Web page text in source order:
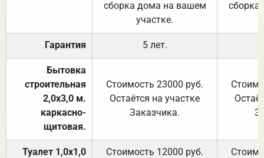
сборка дома на вашем
участке.
Гарантия 5 лет.
Бытовка
строительная
2,0х3,0 м.
каркасно-
щитовая.
Стоимость 23000 руб.
Остаётся на участке
Заказчика.
Туалет 1,0х1,0
Стоимость 12000 руб.